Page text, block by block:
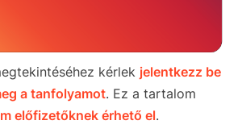
kérlek jelentkezz be
a tanfolyamot. Ez a tartalom
előfizetőknek érhető el.